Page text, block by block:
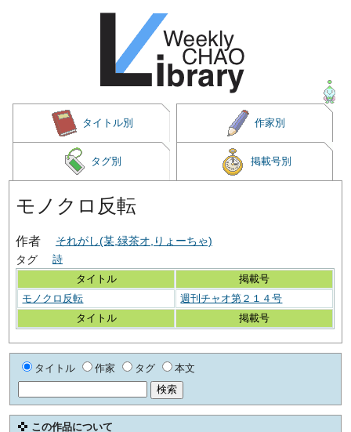
タイトル別 作家別
タグ別 掲載号別
モノクロ反転
作者
それがし(某,緑茶オ,りょーちゃ)
タグ
詩
タイトル
掲載号
タイトル 掲載号
モノクロ反転 週刊チャオ第２１４号
タイトル 作家 タグ 本文
この作品について